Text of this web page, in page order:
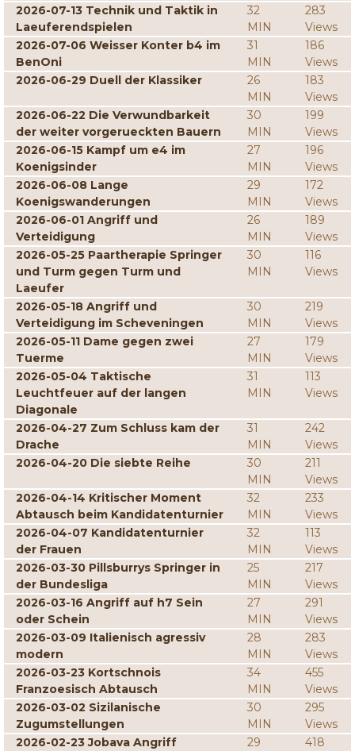
2026-07-13 Technik und Taktik in
Laeuferendspielen
32
MIN
283
Views
2026-07-06 Weisser Konter b4 im
BenOni
31
MIN
186
Views
2026-06-29 Duell der Klassiker
26
MIN
183
Views
2026-06-22 Die Verwundbarkeit
der weiter vorgerueckten Bauern
30
MIN
199
Views
2026-06-15 Kampf um e4 im
Koenigsinder
27
MIN
196
Views
2026-06-08 Lange
Koenigswanderungen
29
MIN
172
Views
2026-06-01 Angriff und
Verteidigung
26
MIN
189
Views
2026-05-25 Paartherapie Springer
und Turm gegen Turm und
Laeufer
30
MIN
116
Views
2026-05-18 Angriff und
Verteidigung im Scheveningen
30
MIN
219
Views
2026-05-11 Dame gegen zwei
Tuerme
27
MIN
179
Views
2026-05-04 Taktische
Leuchtfeuer auf der langen
Diagonale
31
MIN
113
Views
2026-04-27 Zum Schluss kam der
Drache
31
MIN
242
Views
2026-04-20 Die siebte Reihe
30
MIN
211
Views
2026-04-14 Kritischer Moment
Abtausch beim Kandidatenturnier
32
MIN
233
Views
2026-04-07 Kandidatenturnier
der Frauen
32
MIN
113
Views
2026-03-30 Pillsburrys Springer in
der Bundesliga
25
MIN
217
Views
2026-03-16 Angriff auf h7 Sein
oder Schein
27
MIN
291
Views
2026-03-09 Italienisch agressiv
modern
28
MIN
283
Views
2026-03-23 Kortschnois
Franzoesisch Abtausch
34
MIN
455
Views
2026-03-02 Sizilanische
Zugumstellungen
30
MIN
295
Views
2026-02-23 Jobava Angriff
29
418